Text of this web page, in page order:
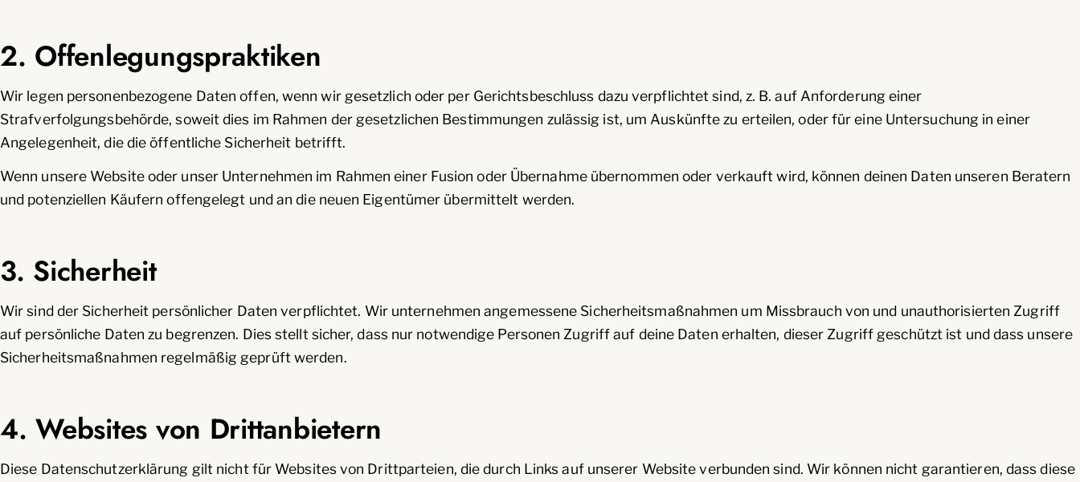
2. Offenlegungspraktiken
Wir legen personenbezogene Daten offen, wenn wir gesetzlich oder per Gerichtsbeschluss dazu verpflichtet sind, z. B. auf Anforderung einer
Strafverfolgungsbehörde, soweit dies im Rahmen der gesetzlichen Bestimmungen zulässig ist, um Auskünfte zu erteilen, oder für eine Untersuchung in einer
Angelegenheit, die die öffentliche Sicherheit betrifft.
Wenn unsere Website oder unser Unternehmen im Rahmen einer Fusion oder Übernahme übernommen oder verkauft wird, können deinen Daten unseren Beratern
und potenziellen Käufern offengelegt und an die neuen Eigentümer übermittelt werden.
3. Sicherheit
Wir sind der Sicherheit persönlicher Daten verpflichtet. Wir unternehmen angemessene Sicherheitsmaßnahmen um Missbrauch von und unauthorisierten Zugriff
auf persönliche Daten zu begrenzen. Dies stellt sicher, dass nur notwendige Personen Zugriff auf deine Daten erhalten, dieser Zugriff geschützt ist und dass unsere
Sicherheitsmaßnahmen regelmäßig geprüft werden.
4. Websites von Drittanbietern
Diese Datenschutzerklärung gilt nicht für Websites von Drittparteien, die durch Links auf unserer Website verbunden sind. Wir können nicht garantieren, dass diese